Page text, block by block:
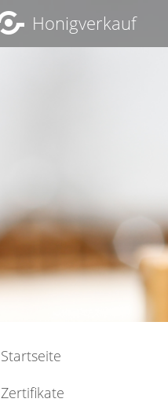
Honigverkauf
Startseite
Zertifikate